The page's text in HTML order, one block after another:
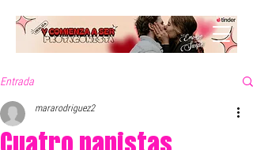
Entrada
mararodriguez2